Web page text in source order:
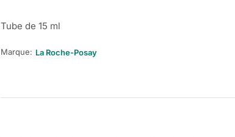
Tube de 15 ml
Marque: La Roche-Posay